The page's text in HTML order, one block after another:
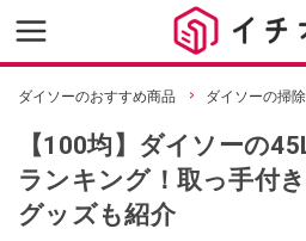
ダイソーのおすすめ商品 ダイソーの掃
【100均】ダイソーの
ランキング！取っ手付
グッズも紹介